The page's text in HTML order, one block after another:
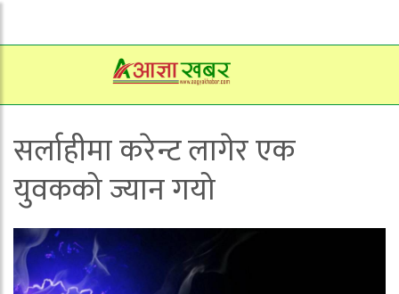
सर्लाहीमा करेन्ट लागेर एक
युवकको ज्यान गयो